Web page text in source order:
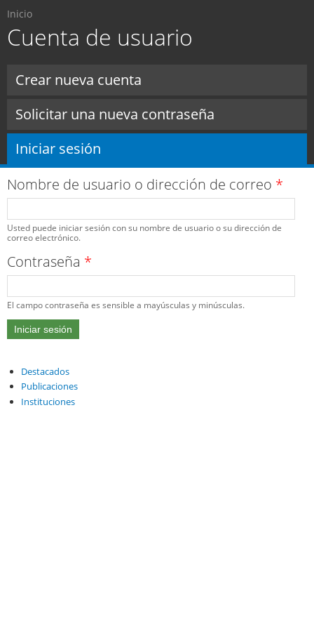
principal
Usted está aquí
Inicio
Cuenta de usuario
Crear nueva cuenta
Solicitar una nueva contraseña
Iniciar sesión
Nombre de usuario o dirección de correo *
Usted puede iniciar sesión con su nombre de usuario o su dirección de
correo electrónico.
Contraseña *
El campo contraseña es sensible a mayúsculas y minúsculas.
Destacados
Publicaciones
Instituciones